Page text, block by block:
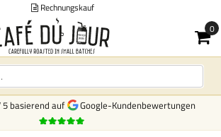
Rechnungskauf
5 basierend auf Google-Kundenbewertungen